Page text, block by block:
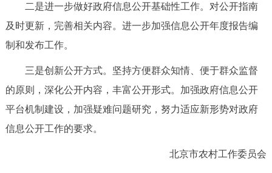
二是进一步做好政府信息公开基础性工作。对公开指南
及时更新，完善相关内容。进一步加强信息公开年度报告编
制和发布工作。
三是创新公开方式。坚持方便群众知情、便于群众监督
的原则，深化公开内容，丰富公开形式。加强政府信息公开
平台机制建设，加强疑难问题研究，努力适应新形势对政府
信息公开工作的要求。
北京市农村工作委员会